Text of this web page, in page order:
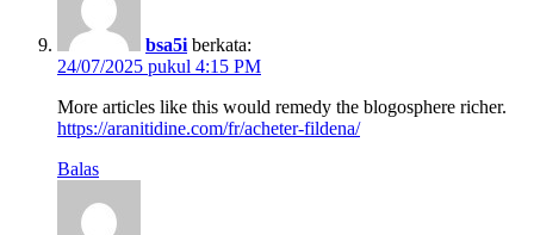
bsa5i berkata:
24/07/2025 pukul 4:15 PM
More articles like this would remedy the blogosphere richer.
https://aranitidine.com/fr/acheter-fildena/
Balas